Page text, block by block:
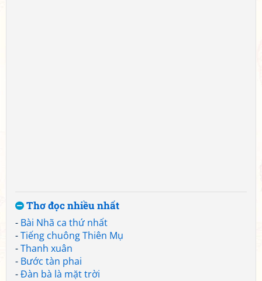
Thơ đọc nhiều nhất
- Bài Nhã ca thứ nhất
-Tiếng chuông Thiên Mụ
-Thanh xuân
- Bước tàn phai
-Đàn bà là mặt trời